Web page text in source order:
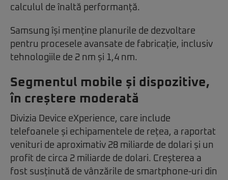
calculul de înaltă performanță.
Samsung își menține planurile de dezvoltare
pentru procesele avansate de fabricație, inclusiv
tehnologiile de 2 nm și 1,4 nm.
Segmentul mobile și dispozitive,
în creștere moderată
Divizia Device eXperience, care include
telefoanele și echipamentele de rețea, a raportat
venituri de aproximativ 28 miliarde de dolari și un
profit de circa 2 miliarde de dolari. Creșterea a
fost susținută de vânzările de smartphone-uri din